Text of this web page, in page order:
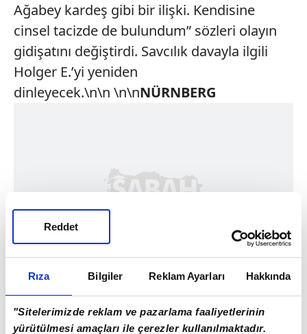
Rıza Bilgiler Reklam Ayarları Hakkında
"Sitelerimizde reklam ve pazarlama faaliyetlerinin
yürütülmesi amaçları ile çerezler kullanılmaktadır.
Reddet
Ağabey kardeş gibi bir ilişki. Kendisine
cinsel tacizde de bulundum” sözleri olayın
gidişatını değiştirdi. Savcılık davayla ilgili
Holger E.’yi yeniden
dinleyecek.\n\n \n\nNÜRNBERG